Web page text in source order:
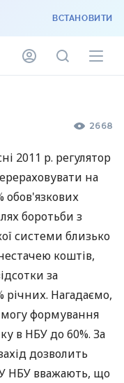
ВСТАНОВИТИ
2668
2011 р. регулятор
на
обов'язкових
боротьби з
системи близько
коштів,
за
річних. Нагадаємо,
формування
в НБУ до 60%. За
дозволить
НБУ вважають, що